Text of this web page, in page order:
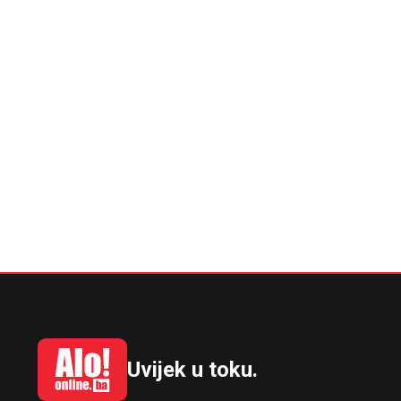
Uvijek u toku.